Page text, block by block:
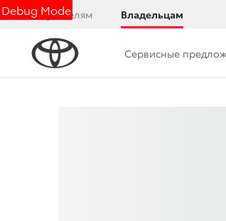
Debug Mode
Покупателям Владельцам
Сервисные